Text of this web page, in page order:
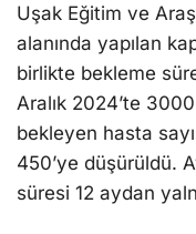
Uşak Eğitim ve
alanında yapılan
birlikte bekleme
Aralık 2024’te
bekleyen hasta
450’ye düşürüldü.
süresi 12 aydan